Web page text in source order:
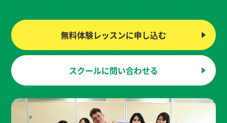
無料体験レッスンに申し込む
スクールに問い合わせる